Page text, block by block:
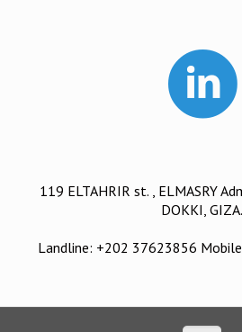
119 ELTAHRIR st. , ELMASRY
DOKKI, GIZA.
Landline: +202 37623856